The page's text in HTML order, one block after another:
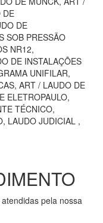
DE
DE
SOB PRESSÃO
NR12,
DE INSTALAÇÕES
UNIFILAR,
ART / LAUDO DE
ELETROPAULO,
TÉCNICO,
LAUDO JUDICIAL ,
pela nossa